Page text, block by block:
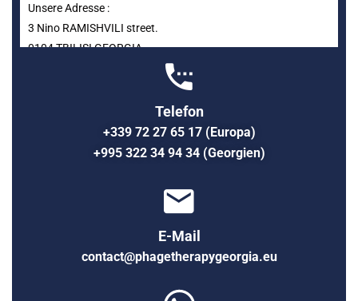
Unsere Adresse :
3 Nino RAMISHVILI street.
0104 TBILISI GEORGIA
Telefon
+339 72 27 65 17 (Europa)
+995 322 34 94 34 (Georgien)
E-Mail
contact@phagetherapygeorgia.eu